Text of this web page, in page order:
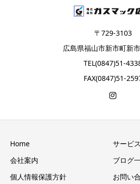
〒729-3103
広島県福山市新市町新
TEL(0847)51-
FAX(0847)51-
Home
サービス
会社案内
ブログ
個人情報保護方針
お問い